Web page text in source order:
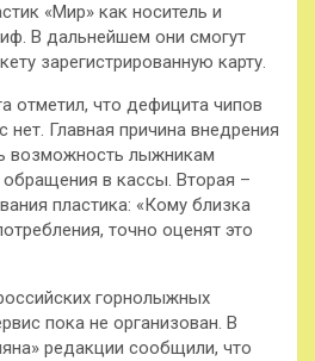
«Мир» как носитель и
В дальнейшем они смогут
зарегистрированную карту.
отметил, что дефицита чипов
нет. Главная причина внедрения
возможность лыжникам
обращения в кассы. Вторая –
пластика: «Кому близка
точно оценят это
горнолыжных
пока не организован. В
редакции сообщили, что